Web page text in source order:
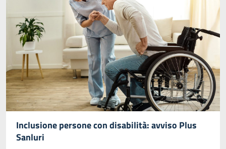
Inclusione persone con disabilità: avviso Plus
Sanluri